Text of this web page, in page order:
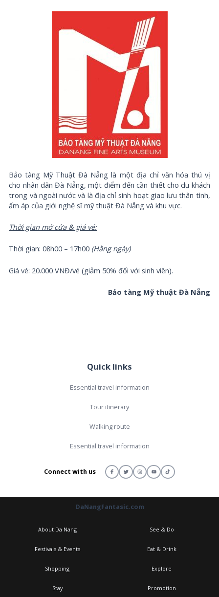
Bảo tàng Mỹ Thuật Đà Nẵng là một địa chỉ văn hóa thú vị
cho nhân dân Đà Nẵng, một điểm đến cần thiết cho du khách
trong và ngoài nước và là địa chỉ sinh hoạt giao lưu thân tình,
ấm áp của giới nghệ sĩ mỹ thuật Đà Nẵng và khu vực.
Thời gian mở cửa & giá vé:
Thời gian: 08h00 – 17h00 (Hằng ngày)
Giá vé: 20.000 VNĐ/vé (giảm 50% đối với sinh viên).
Bảo tàng Mỹ thuật Đà Nẵng
Quick links
Essential travel information
Tour itinerary
Walking route
Essential travel information
Connect with us
DaNangFantasic.com
About Da Nang See & Do
Festivals & Events Eat & Drink
Shopping Explore
Stay Promotion